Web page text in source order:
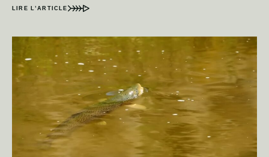
LIRE L’ARTICLE